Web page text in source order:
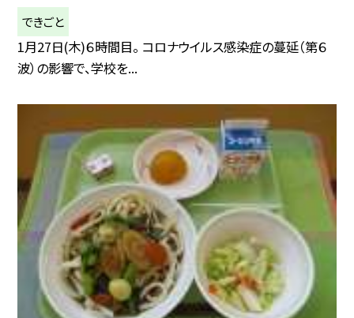
できごと
1月27日(木)６時間目。 コロナウイルス感染症の蔓延（第６
波）の影響で、学校を...